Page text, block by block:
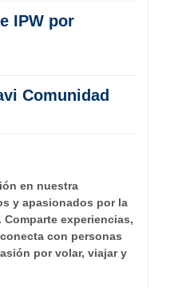
IPW por
Comunidad
en nuestra
y apasionados por la
experiencias,
con personas
por volar, viajar y